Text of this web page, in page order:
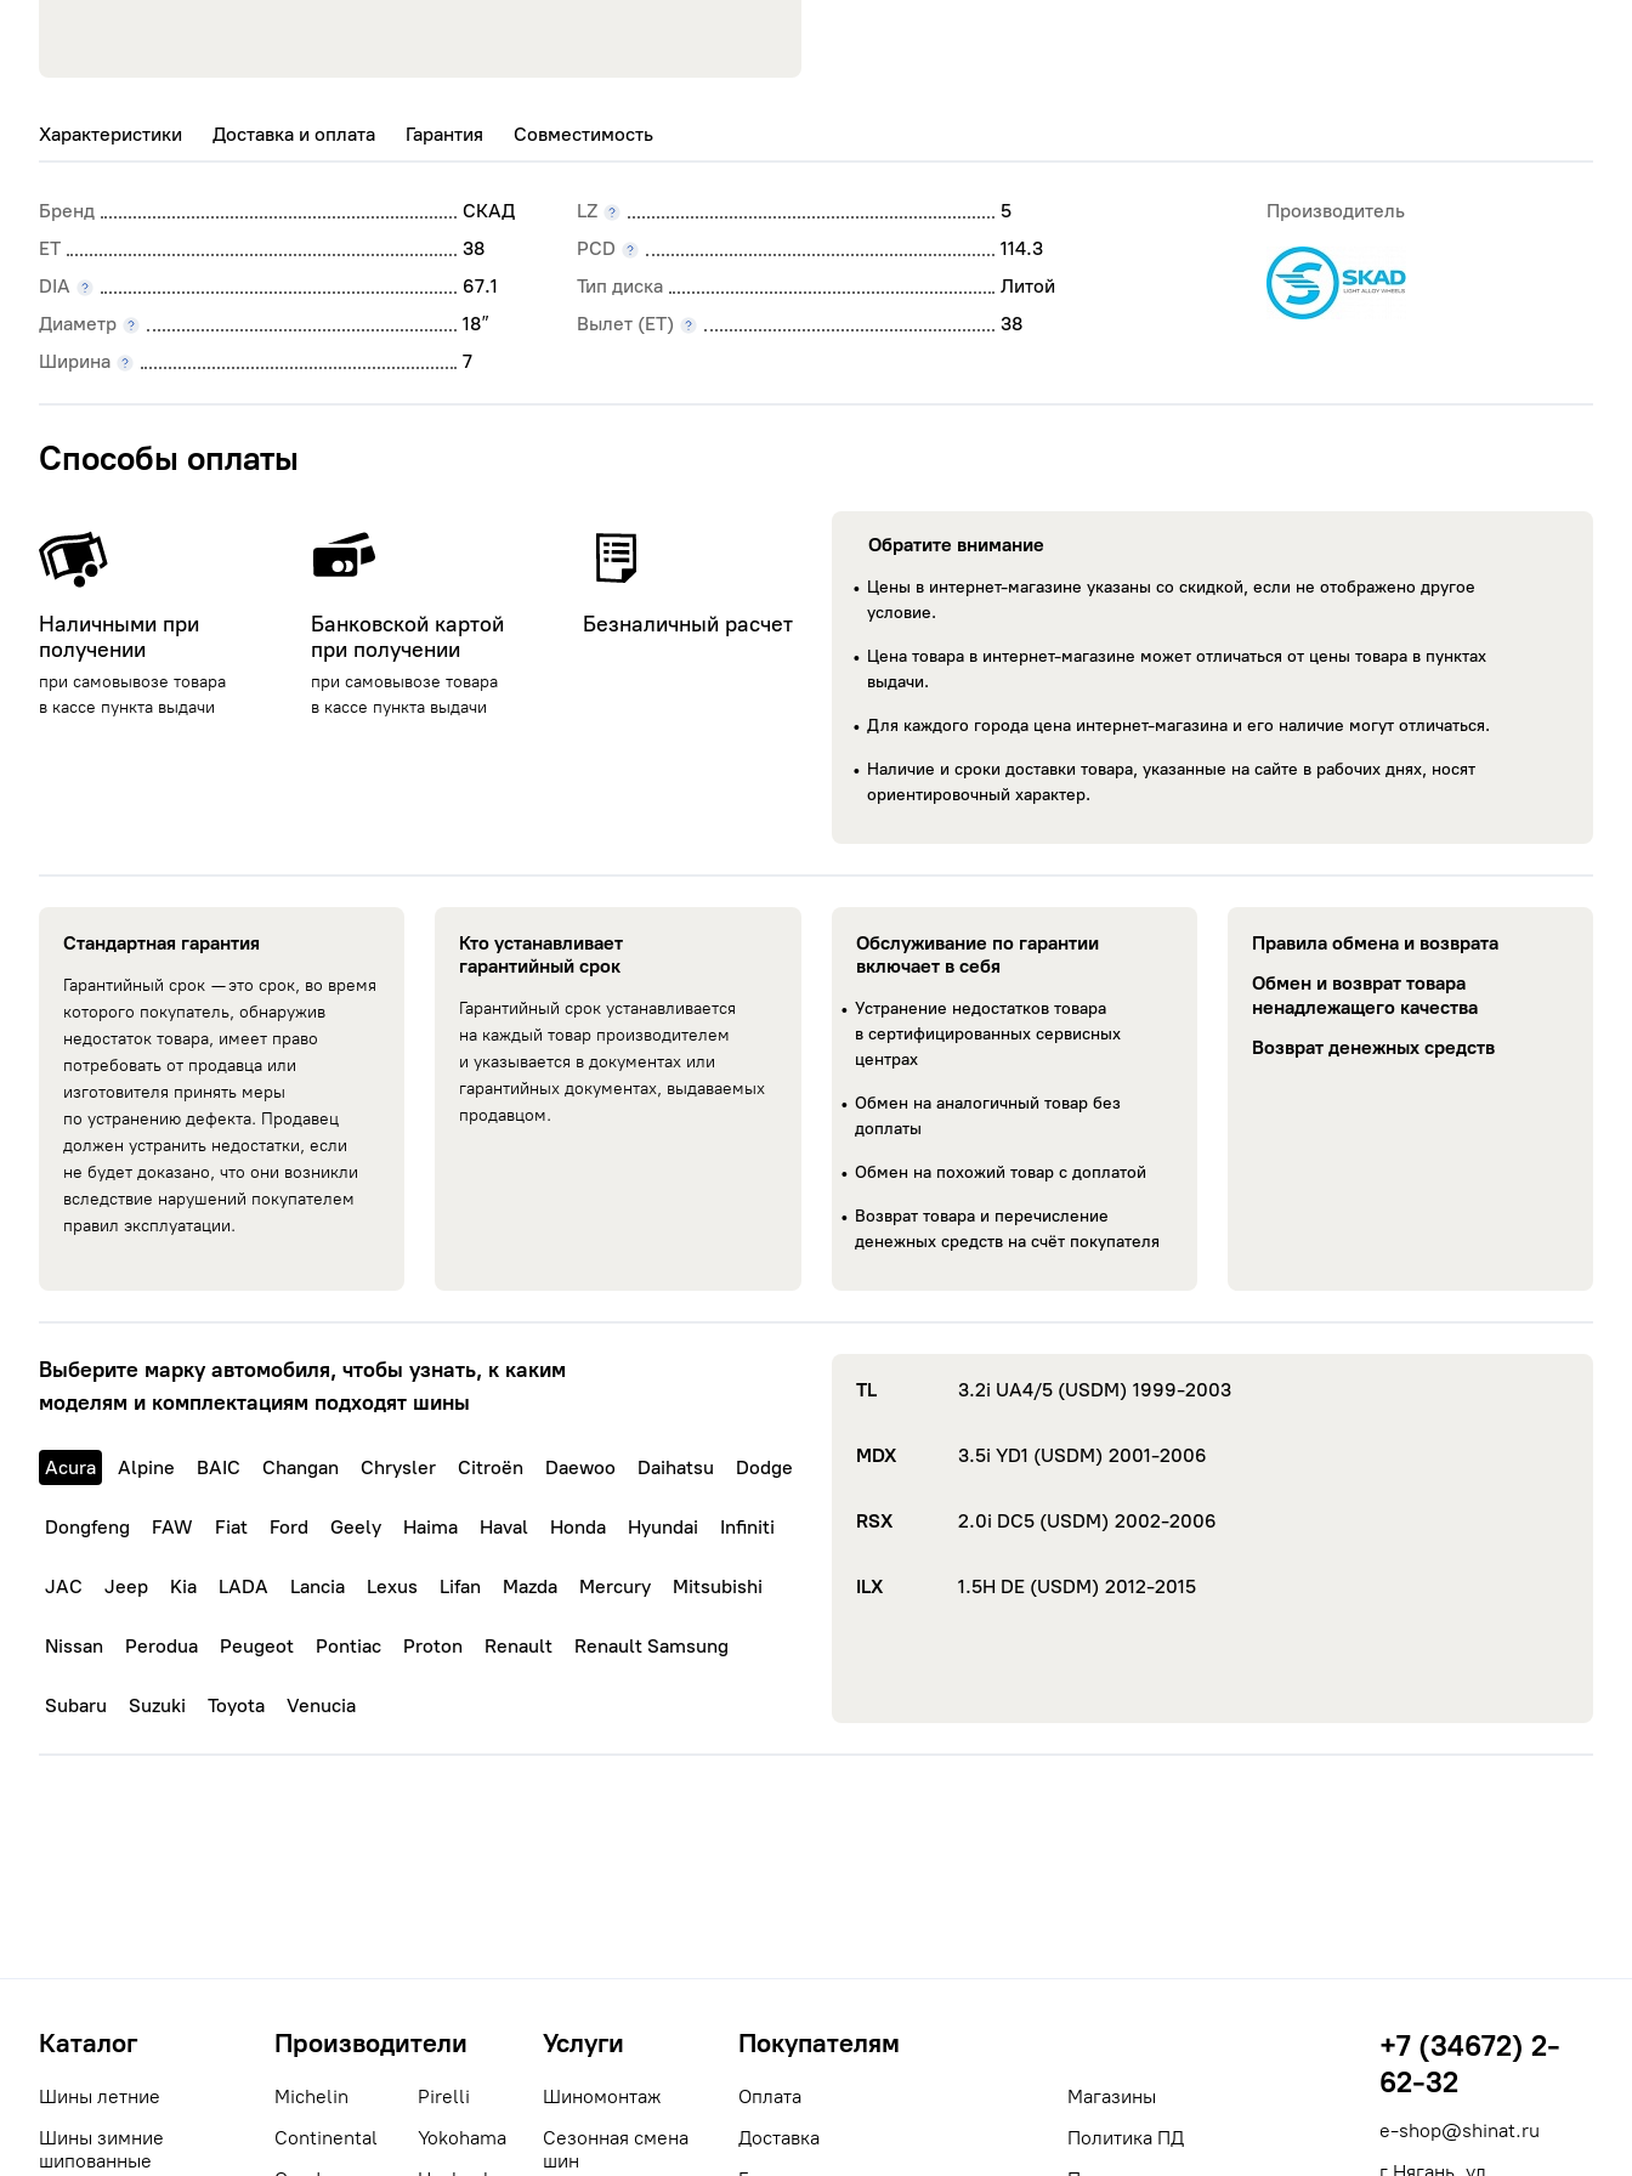
Landrock
Razi
Linglong SUNFULL
Royal Black
Linglong Sava
Nokian Tyres
Nordman
Характеристики Доставка и оплата Гарантия Совместимость
Бренд
СКАД
ET
38
DIA
67.1
Диаметр
18″
Ширина
7
LZ
5
PCD
114.3
Тип диска
Литой
Вылет (ET)
38
Производитель
Способы оплаты
Наличными при
получении
при самовывозе товара
в кассе пункта выдачи
Банковской картой
при получении
при самовывозе товара
в кассе пункта выдачи
Безналичный расчет
Обратите внимание
Цены в интернет-магазине указаны со скидкой, если не отображено другое
условие.
Цена товара в интернет-магазине может отличаться от цены товара в пунктах
выдачи.
Для каждого города цена интернет-магазина и его наличие могут отличаться.
Наличие и сроки доставки товара, указанные на сайте в рабочих днях, носят
ориентировочный характер.
Стандартная гарантия
Гарантийный срок — это срок, во время
которого покупатель, обнаружив
недостаток товара, имеет право
потребовать от продавца или
изготовителя принять меры
по устранению дефекта. Продавец
должен устранить недостатки, если
не будет доказано, что они возникли
вследствие нарушений покупателем
правил эксплуатации.
Кто устанавливает
гарантийный срок
Гарантийный срок устанавливается
на каждый товар производителем
и указывается в документах или
гарантийных документах, выдаваемых
продавцом.
Обслуживание по гарантии
включает в себя
Устранение недостатков товара
в сертифицированных сервисных
центрах
Обмен на аналогичный товар без
доплаты
Обмен на похожий товар с доплатой
Возврат товара и перечисление
денежных средств на счёт покупателя
Правила обмена и возврата
Обмен и возврат товара
ненадлежащего качества
Возврат денежных средств
Выберите марку автомобиля, чтобы узнать, к каким
моделям и комплектациям подходят шины
Acura Alpine BAIC Changan Chrysler Citroën Daewoo Daihatsu Dodge
Dongfeng FAW Fiat Ford Geely Haima Haval Honda Hyundai Infiniti
JAC Jeep Kia LADA Lancia Lexus Lifan Mazda Mercury Mitsubishi
Nissan Perodua Peugeot Pontiac Proton Renault Renault Samsung
Subaru Suzuki Toyota Venucia
TL 3.2i UA4/5 (USDM) 1999-2003
MDX 3.5i YD1 (USDM) 2001-2006
RSX 2.0i DC5 (USDM) 2002-2006
ILX 1.5H DE (USDM) 2012-2015
Каталог
Шины летние
Шины зимние
шипованные
Производители
Michelin
Continental
Pirelli
Yokohama
Услуги
Шиномонтаж
Сезонная смена
шин
Покупателям
Оплата
Доставка
Магазины
Политика ПД
+7 (34672) 2-
62-32
e-shop@shinat.ru